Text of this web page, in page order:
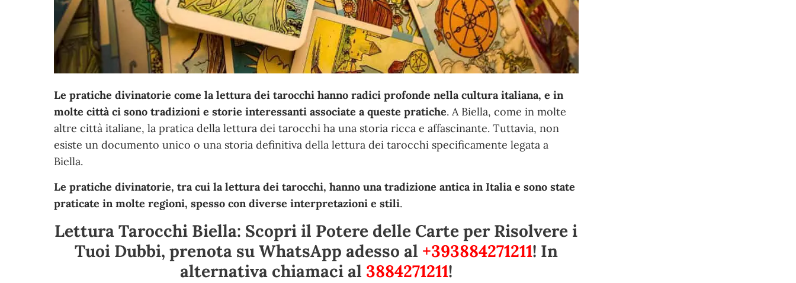
Le pratiche divinatorie come la lettura dei tarocchi hanno radici profonde nella cultura italiana, e in
molte città ci sono tradizioni e storie interessanti associate a queste pratiche. A Biella, come in molte
altre città italiane, la pratica della lettura dei tarocchi ha una storia ricca e affascinante. Tuttavia, non
esiste un documento unico o una storia definitiva della lettura dei tarocchi specificamente legata a
Biella.
Le pratiche divinatorie, tra cui la lettura dei tarocchi, hanno una tradizione antica in Italia e sono state
praticate in molte regioni, spesso con diverse interpretazioni e stili.
Lettura Tarocchi Biella: Scopri il Potere delle Carte per Risolvere i
Tuoi Dubbi, prenota su WhatsApp adesso al +393884271211! In
alternativa chiamaci al 3884271211!